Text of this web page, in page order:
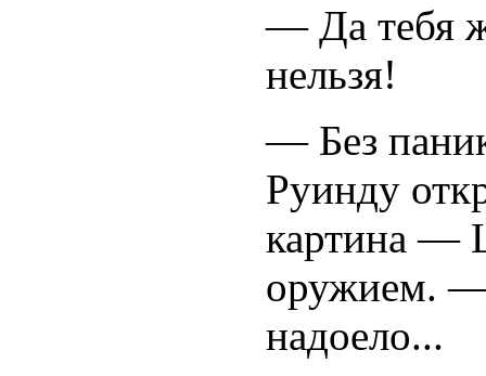
— Да тебя
нельзя!
— Без
Руинду
картина —
оружием. —
надоело...